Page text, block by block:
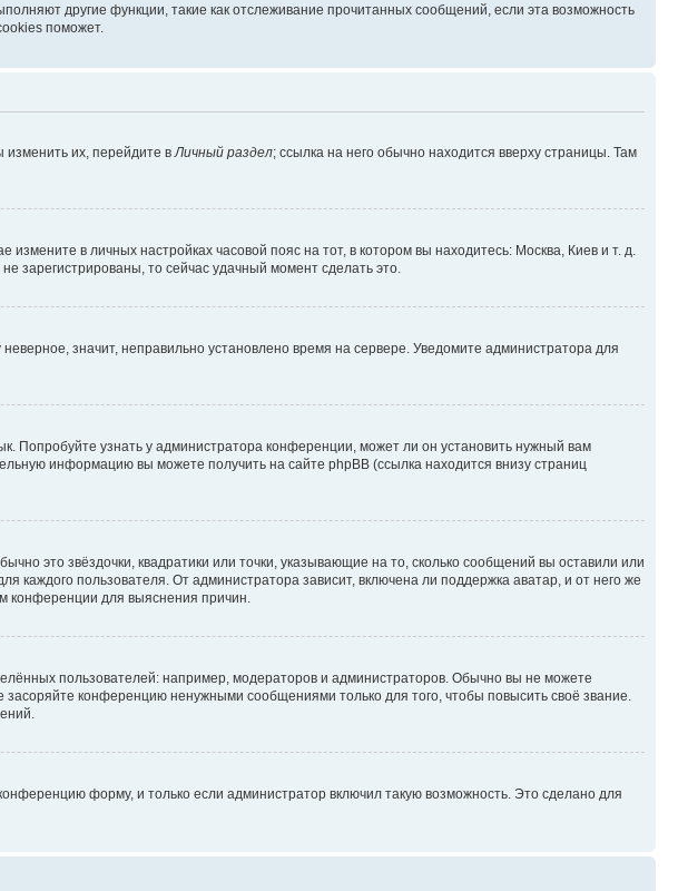
другие функции, такие как отслеживание прочитанных сообщений, если эта возможность
поможет.
их, перейдите в Личный раздел; ссылка на него обычно находится вверху страницы. Там
в личных настройках часовой пояс на тот, в котором вы находитесь: Москва, Киев и т. д.
зарегистрированы, то сейчас удачный момент сделать это.
значит, неправильно установлено время на сервере. Уведомите администратора для
Попробуйте узнать у администратора конференции, может ли он установить нужный вам
информацию вы можете получить на сайте phpBB (ссылка находится внизу страниц
это звёздочки, квадратики или точки, указывающие на то, сколько сообщений вы оставили или
каждого пользователя. От администратора зависит, включена ли поддержка аватар, и от него же
конференции для выяснения причин.
пользователей: например, модераторов и администраторов. Обычно вы не можете
конференцию ненужными сообщениями только для того, чтобы повысить своё звание.
форму, и только если администратор включил такую возможность. Это сделано для